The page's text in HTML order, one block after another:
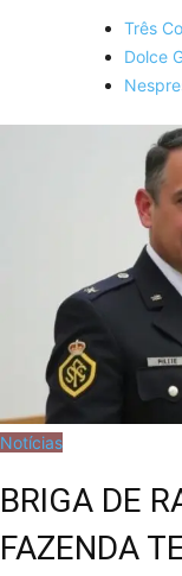
Três
Dolce
Notícias
BRIGA DE
FAZENDA